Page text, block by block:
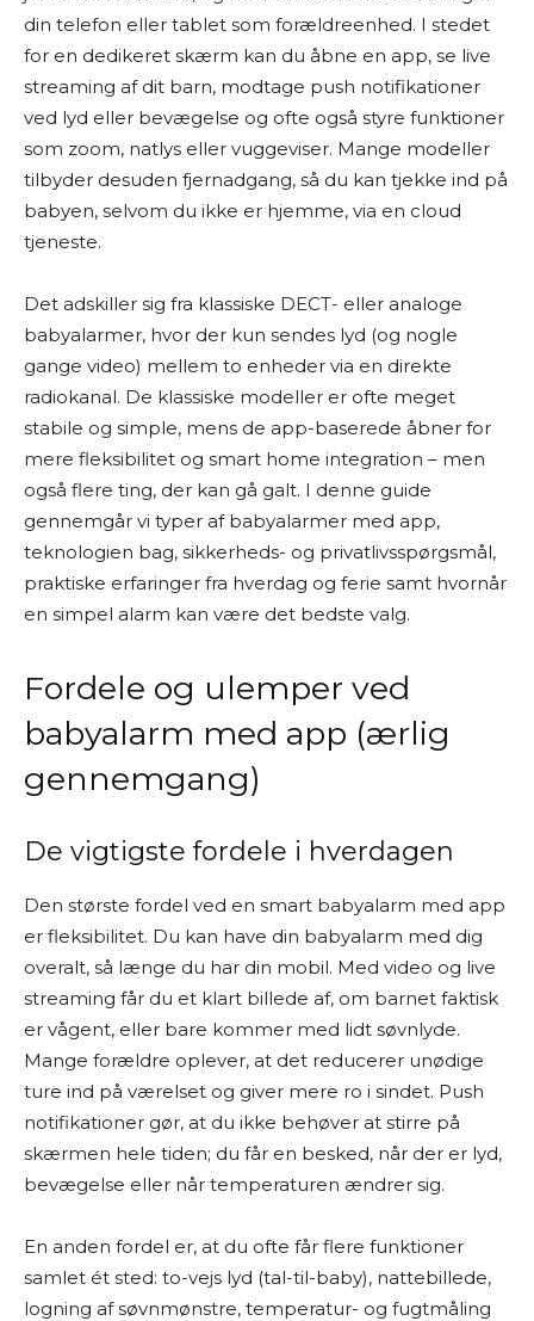
din telefon eller tablet som forældreenhed. I stedet
for en dedikeret skærm kan du åbne en app, se live
streaming af dit barn, modtage push notifikationer
ved lyd eller bevægelse og ofte også styre funktioner
som zoom, natlys eller vuggeviser. Mange modeller
tilbyder desuden fjernadgang, så du kan tjekke ind på
babyen, selvom du ikke er hjemme, via en cloud
tjeneste.
Det adskiller sig fra klassiske DECT- eller analoge
babyalarmer, hvor der kun sendes lyd (og nogle
gange video) mellem to enheder via en direkte
radiokanal. De klassiske modeller er ofte meget
stabile og simple, mens de app-baserede åbner for
mere fleksibilitet og smart home integration – men
også flere ting, der kan gå galt. I denne guide
gennemgår vi typer af babyalarmer med app,
teknologien bag, sikkerheds- og privatlivsspørgsmål,
praktiske erfaringer fra hverdag og ferie samt hvornår
en simpel alarm kan være det bedste valg.
Fordele og ulemper ved
babyalarm med app (ærlig
gennemgang)
De vigtigste fordele i hverdagen
Den største fordel ved en smart babyalarm med app
er fleksibilitet. Du kan have din babyalarm med dig
overalt, så længe du har din mobil. Med video og live
streaming får du et klart billede af, om barnet faktisk
er vågent, eller bare kommer med lidt søvnlyde.
Mange forældre oplever, at det reducerer unødige
ture ind på værelset og giver mere ro i sindet. Push
notifikationer gør, at du ikke behøver at stirre på
skærmen hele tiden; du får en besked, når der er lyd,
bevægelse eller når temperaturen ændrer sig.
En anden fordel er, at du ofte får flere funktioner
samlet ét sted: to-vejs lyd (tal-til-baby), nattebillede,
logning af søvnmønstre, temperatur- og fugtmåling